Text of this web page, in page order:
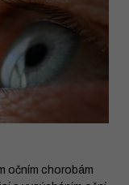
očním chorobám